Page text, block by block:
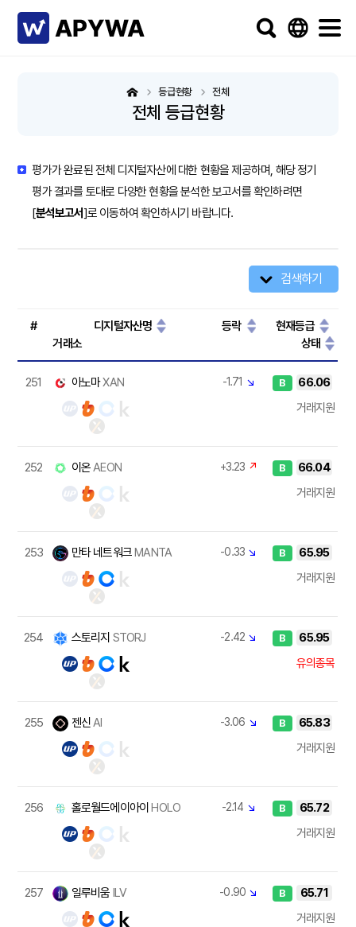
전체 등급현황
등급현황 전체
평가가 완료된 전체 디지털자산에 대한 현황을 제공하며, 해당 정기
평가 결과를 토대로 다양한 현황을 분석한 보고서를 확인하려면
[분석보고서]로 이동하여 확인하시기 바랍니다.
검색하기
# 디지털자산명 등락
현재등급
거래소
상태
251 아노마XAN -1.71 ↘ B
66.06
거래지원
252 이온AEON +3.23 ↗ B
66.04
거래지원
253 만타 네트워크MANTA -0.33 ↘ B
65.95
거래지원
254 스토리지 STORJ -2.42 ↘ B
65.95
유의종목
255 젠신AI -3.06 ↘ B
65.83
거래지원
256 홀로월드에이아이HOLO -2.14 ↘ B
65.72
거래지원
257 일루비움 ILV -0.90 ↘ B
65.71
거래지원